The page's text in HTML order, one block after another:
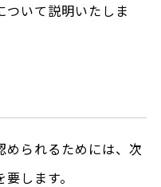
ついて説明いたしま
められるためには、次
します。